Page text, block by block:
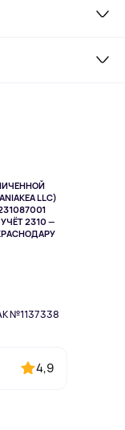
LLC)
2310 —
№1137338
4,9